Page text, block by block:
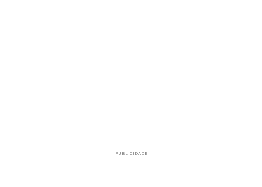
PUBLICIDADE